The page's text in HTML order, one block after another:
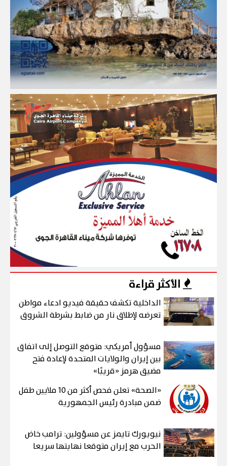
الأكثر قراءة
الداخلية تكشف حقيقة فيديو ادعاء مواطن
تعرضه لإطلاق نار من ضابط بشرطة الشروق
مسؤول أمريكي: متوقع التوصل إلى اتفاق
بين إيران والولايات المتحدة لإعادة فتح
مضيق هرمز «قريبًا»
«الصحة» تعلن فحص أكثر من 10 ملايين طفل
ضمن مبادرة رئيس الجمهورية
نيويورك تايمز عن مسؤولين: ترامب خاض
الحرب مع إيران متوقعا نهايتها سريعا